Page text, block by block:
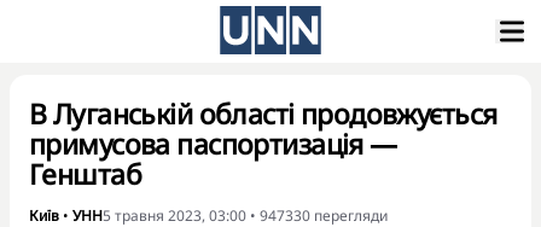
В Луганській області продовжується
примусова паспортизація —
Генштаб
Київ • УНН5 травня 2023, 03:00 • 947330 перегляди